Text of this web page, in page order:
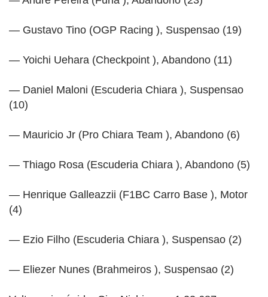
— Gustavo Tino (OGP Racing ), Suspensao (19)
— Yoichi Uehara (Checkpoint ), Abandono (11)
— Daniel Maloni (Escuderia Chiara ), Suspensao
(10)
— Mauricio Jr (Pro Chiara Team ), Abandono (6)
— Thiago Rosa (Escuderia Chiara ), Abandono (5)
— Henrique Galleazzii (F1BC Carro Base ), Motor
(4)
— Ezio Filho (Escuderia Chiara ), Suspensao (2)
— Eliezer Nunes (Brahmeiros ), Suspensao (2)